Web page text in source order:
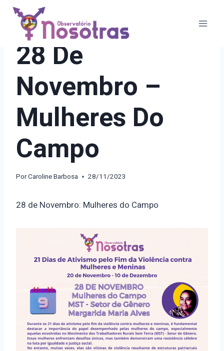
Pular
Conteúdo
21 DIAS DE ATIVISMO
28 De
Novembro –
Mulheres Do
Campo
PorCaroline Barbosa 28/11/2023
28 de Novembro: Mulheres do Campo